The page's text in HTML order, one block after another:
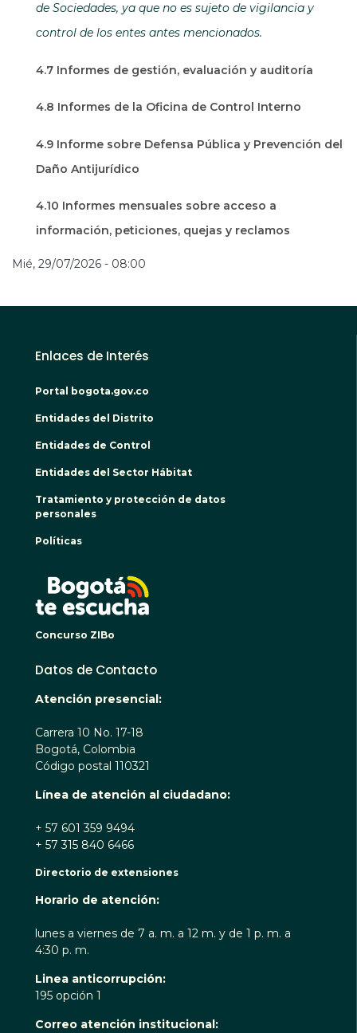
de Sociedades, ya que no es sujeto de vigilancia y
control de los entes antes mencionados.
4.7 Informes de gestión, evaluación y auditoría
4.8 Informes de la Oficina de Control Interno
4.9 Informe sobre Defensa Pública y Prevención del
Daño Antijurídico
4.10 Informes mensuales sobre acceso a
información, peticiones, quejas y reclamos
Mié, 29/07/2026 - 08:00
Enlaces de Interés
Portal bogota.gov.co
Entidades del Distrito
Entidades de Control
Entidades del Sector Hábitat
Tratamiento y protección de datos
personales
Políticas
Concurso ZIBo
Datos de Contacto
Atención presencial:
Carrera 10 No. 17-18
Bogotá, Colombia
Código postal 110321
Línea de atención al ciudadano:
+ 57 601 359 9494
+ 57 315 840 6466
Directorio de extensiones
Horario de atención:
lunes a viernes de 7 a. m. a 12 m. y de 1 p. m. a
4:30 p. m.
Linea anticorrupción:
195 opción 1
Correo atención institucional: